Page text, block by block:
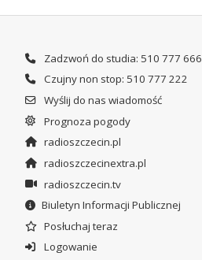
Zadzwoń do studia: 510 777 666
Czujny non stop: 510 777 222
Wyślij do nas wiadomość
Prognoza pogody
radioszczecin.pl
radioszczecinextra.pl
radioszczecin.tv
Biuletyn Informacji Publicznej
Posłuchaj teraz
Logowanie